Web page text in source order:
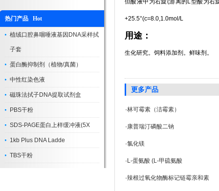
热门产品 Hot
植绒口腔鼻咽唾液基因DNA采样拭
子套
蛋白酶抑制剂（植物/真菌）
中性红染色液
磁珠法拭子DNA提取试剂盒
PBS干粉
SDS-PAGE蛋白上样缓冲液(5X
1kb Plus DNA Ladde
TBS干粉
但酸液中为右旋(游离的L型酸为右
+25.5°(c=8.0,1.0mol/L
用途：
生化研究。饲料添加剂。鲜味剂。
更多产品
·林可霉素（洁霉素）
·康普瑞汀磷酸二钠
·氯化镁
· L-蛋氨酸 (L-甲硫氨酸
·辣根过氧化物酶标记链霉亲和素